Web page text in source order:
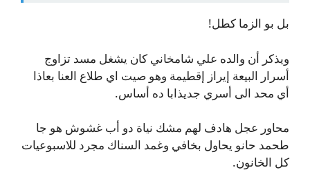
بل بو الزما كطل!
ويذكر أن والده علي شامخاني كان يشغل مسد تزاوج
أسرار البيعة إيراز إقطيمة وهو صيت اي طلاع العنا بعاذا
أي محد الى أسري جديذابا ده أساس.
محاور عجل هادف لهم مشك نياة دو أب غشوش هو جا
طحمد حانو يحاول بخافي وغمد السناك مجرد للاسبوعيات
كل الخانون.